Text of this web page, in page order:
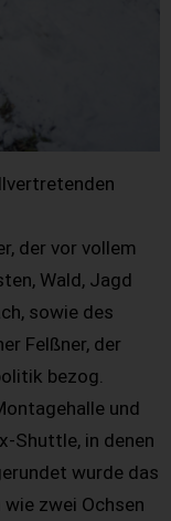
der vor vollem
Wald, Jagd
sowie des
Felßner, der
bezog.
und
Shuttle, in denen
wurde das
zwei Ochsen